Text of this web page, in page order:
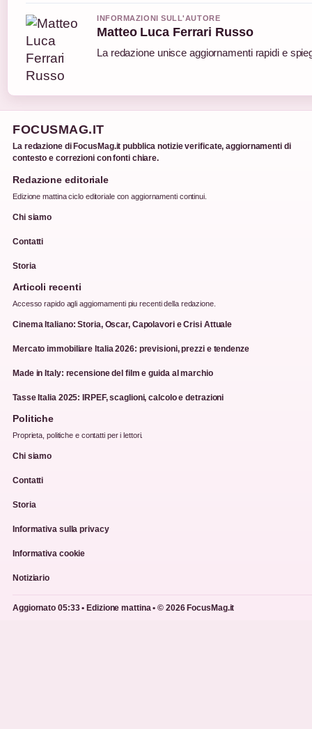
INFORMAZIONI SULL'AUTORE
Matteo Luca Ferrari Russo
La redazione unisce aggiornamenti rapidi e
FOCUSMAG.IT
La redazione di FocusMag.it pubblica notizie verificate, aggiornamenti di
contesto e correzioni con fonti chiare.
Redazione editoriale
Edizione mattina ciclo editoriale con aggiornamenti continui.
Chi siamo
Contatti
Storia
Articoli recenti
Accesso rapido agli aggiornamenti piu recenti della redazione.
Cinema Italiano: Storia, Oscar, Capolavori e Crisi Attuale
Mercato immobiliare Italia 2026: previsioni, prezzi e tendenze
Made in Italy: recensione del film e guida al marchio
Tasse Italia 2025: IRPEF, scaglioni, calcolo e detrazioni
Politiche
Proprieta, politiche e contatti per i lettori.
Chi siamo
Contatti
Storia
Informativa sulla privacy
Informativa cookie
Notiziario
Aggiornato 05:33 • Edizione mattina • © 2026 FocusMag.it